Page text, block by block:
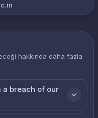
hakkında daha fazla
a breach of our